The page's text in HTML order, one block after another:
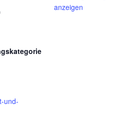
und-
anzeigen